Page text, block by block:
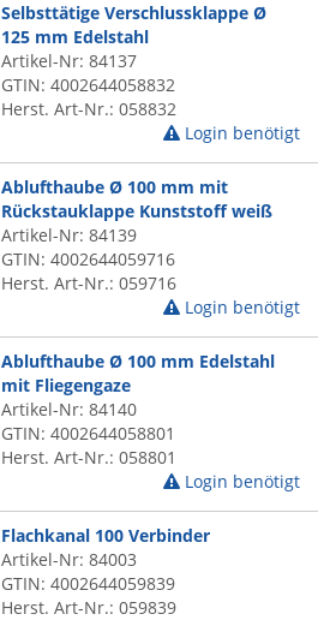
Selbsttätige Verschlussklappe Ø
125 mm Edelstahl
Artikel-Nr: 84137
GTIN: 4002644058832
Herst. Art-Nr.: 058832
Login benötigt
Ablufthaube Ø 100 mm mit
Rückstauklappe Kunststoff weiß
Artikel-Nr: 84139
GTIN: 4002644059716
Herst. Art-Nr.: 059716
Login benötigt
Ablufthaube Ø 100 mm Edelstahl
mit Fliegengaze
Artikel-Nr: 84140
GTIN: 4002644058801
Herst. Art-Nr.: 058801
Login benötigt
Flachkanal 100 Verbinder
Artikel-Nr: 84003
GTIN: 4002644059839
Herst. Art-Nr.: 059839